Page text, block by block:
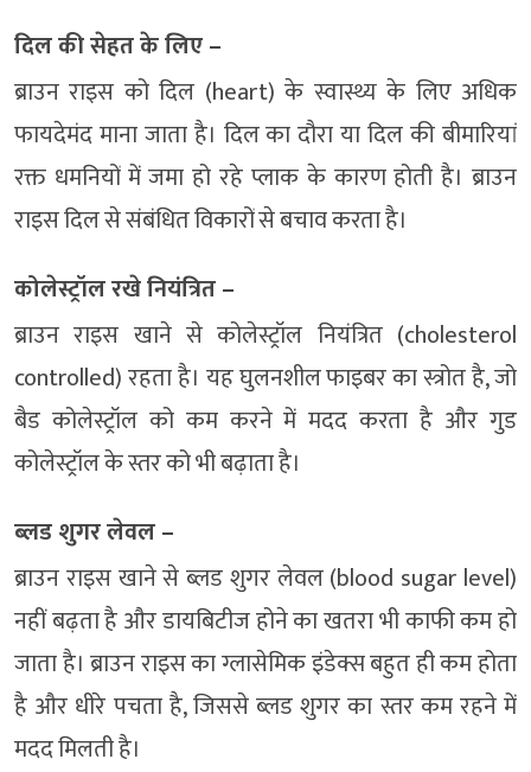
दिल की सेहत के लिए –
ब्राउन राइस को दिल (heart) के स्वास्थ्य के लिए अधिक
फायदेमंद माना जाता है। दिल का दौरा या दिल की बीमारियां
रक्त धमनियों में जमा हो रहे प्लाक के कारण होती है। ब्राउन
राइस दिल से संबंधित विकारों से बचाव करता है।
कोलेस्ट्रॉल रखे नियंत्रित –
ब्राउन राइस खाने से कोलेस्ट्रॉल नियंत्रित (cholesterol
controlled) रहता है। यह घुलनशील फाइबर का स्त्रोत है, जो
बैड कोलेस्ट्रॉल को कम करने में मदद करता है और गुड
कोलेस्ट्रॉल के स्तर को भी बढ़ाता है।
ब्लड शुगर लेवल –
ब्राउन राइस खाने से ब्लड शुगर लेवल (blood sugar level)
नहीं बढ़ता है और डायबिटीज होने का खतरा भी काफी कम हो
जाता है। ब्राउन राइस का ग्लासेमिक इंडेक्स बहुत ही कम होता
है और धीरे पचता है, जिससे ब्लड शुगर का स्तर कम रहने में
मदद मिलती है।